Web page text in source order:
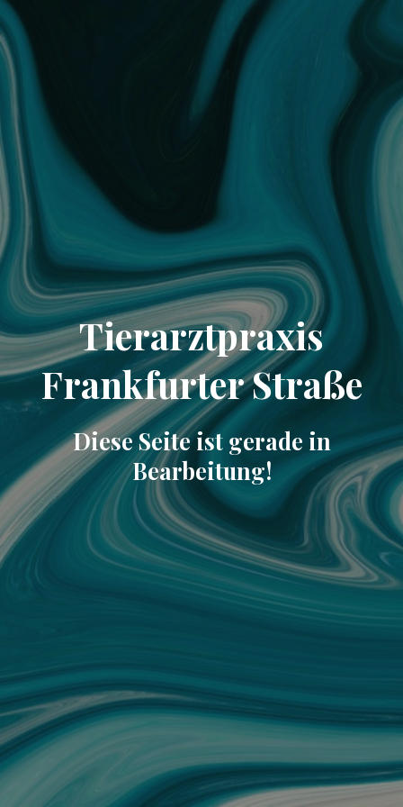
Tierarztpraxis
Frankfurter Straße
Diese Seite ist gerade in
Bearbeitung!